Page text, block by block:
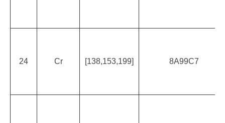
24 Cr [138,153,199] 8A99C7